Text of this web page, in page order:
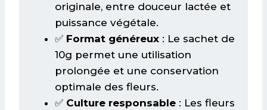
originale, entre douceur lactée et
puissance végétale.
✅ Format généreux : Le sachet de
10g permet une utilisation
prolongée et une conservation
optimale des fleurs.
✅ Culture responsable : Les fleurs